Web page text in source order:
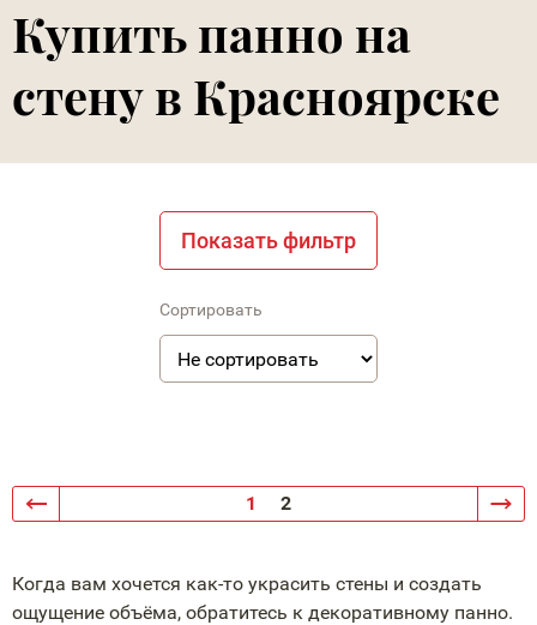
Купить панно на
стену в Красноярске
1 2
Когда вам хочется как-то украсить стены и создать
ощущение объёма, обратитесь к декоративному панно.
Показать фильтр
Сортировать